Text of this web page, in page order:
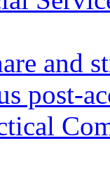
and
post-